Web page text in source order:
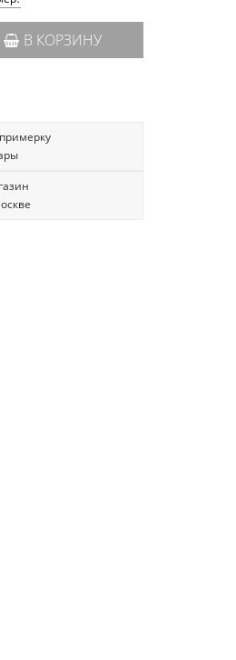
В КОРЗИНУ